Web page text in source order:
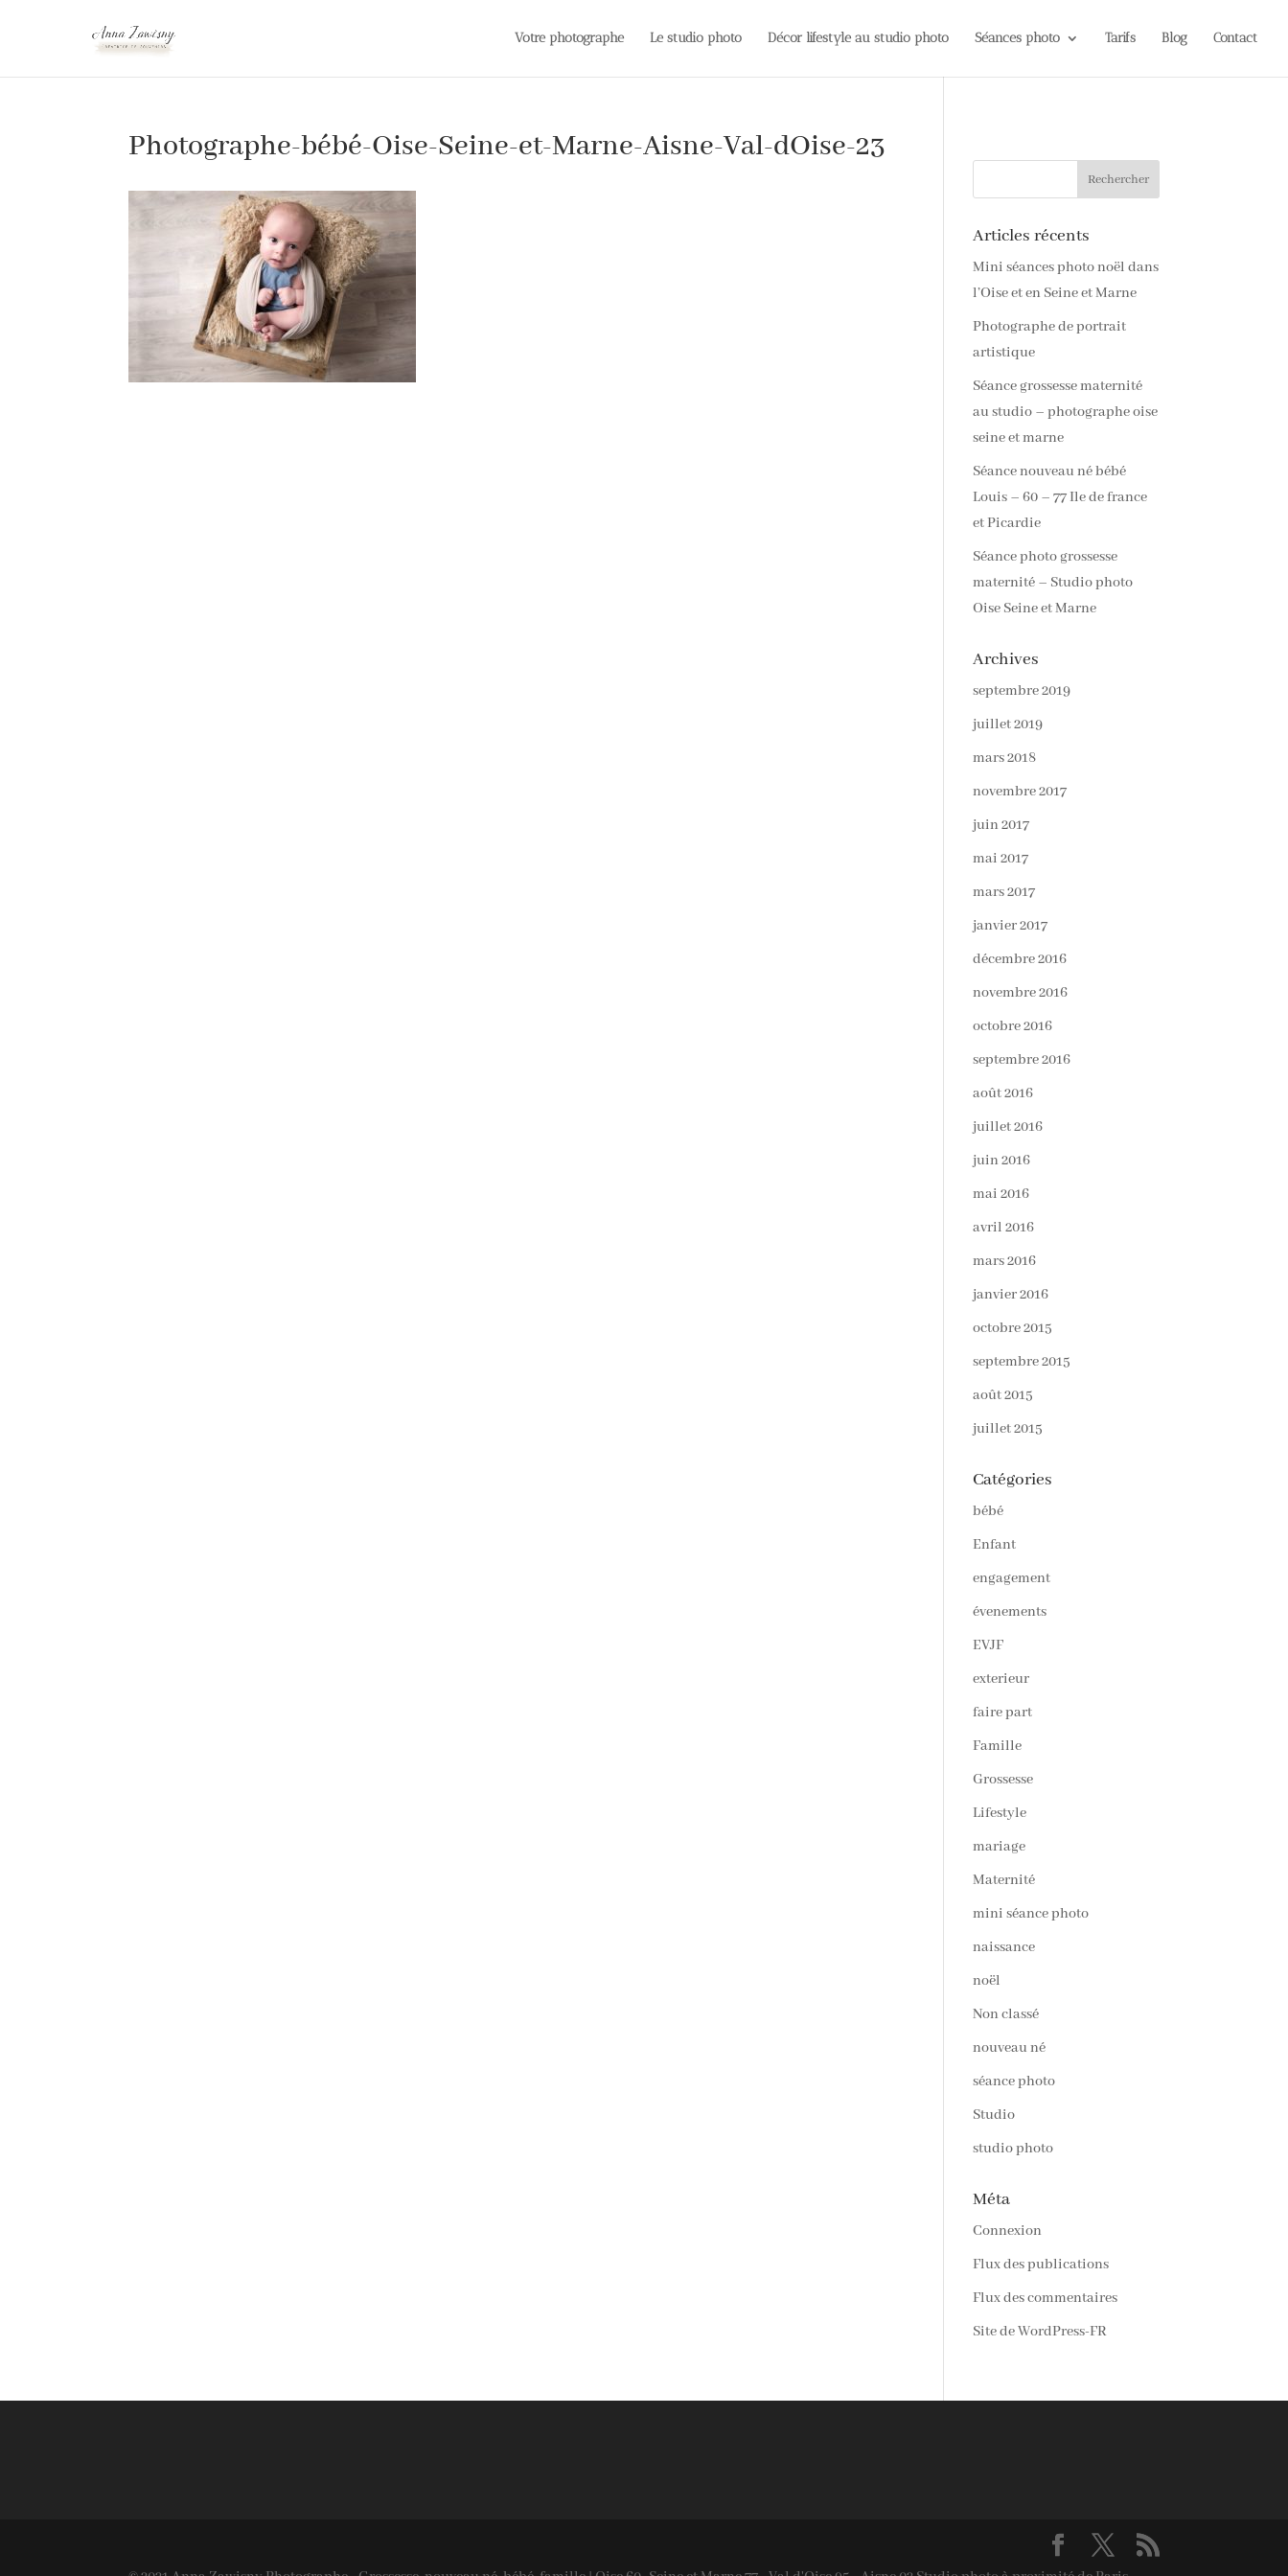
Votre photographe Le studio photo Décor lifestyle au studio photo Séances photo Tarifs Blog Contact
Photographe-bébé-Oise-Seine-et-Marne-Aisne-Val-dOise-23
Articles récents
Mini séances photo noël dans
l’Oise et en Seine et Marne
Photographe de portrait
artistique
Séance grossesse maternité
au studio – photographe oise
seine et marne
Séance nouveau né bébé
Louis – 60 – 77 Ile de france
et Picardie
Séance photo grossesse
maternité – Studio photo
Oise Seine et Marne
Archives
septembre 2019
juillet 2019
mars 2018
novembre 2017
juin 2017
mai 2017
mars 2017
janvier 2017
décembre 2016
novembre 2016
octobre 2016
septembre 2016
août 2016
juillet 2016
juin 2016
mai 2016
avril 2016
mars 2016
janvier 2016
octobre 2015
septembre 2015
août 2015
juillet 2015
Catégories
bébé
Enfant
engagement
évenements
EVJF
exterieur
faire part
Famille
Grossesse
Lifestyle
mariage
Maternité
mini séance photo
naissance
noël
Non classé
nouveau né
séance photo
Studio
studio photo
Méta
Connexion
Flux des publications
Flux des commentaires
Site de WordPress-FR